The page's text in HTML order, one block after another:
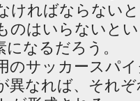
ければならない
のはいらないと
になるだろう。
のサッカースパ
異なれば、それ